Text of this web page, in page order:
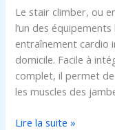
Le stair climber, ou
l’un des
entraînement cardio
domicile. Facile à
complet, il permet
les muscles des
Lire la suite »